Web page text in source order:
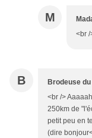
M
<br /
B Brodeuse
<br />
250km de
petit peu en
(dire